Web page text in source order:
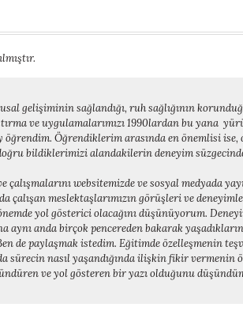
gelişiminin sağlandığı, ruh sağlığının
ve uygulamalarımızı 1990lardan bu yana
öğrendim. Öğrendiklerim arasında en önemlisi
bildiklerimizi alandakilerin deneyim
websitemizde ve sosyal medyada
çalışan meslektaşlarımızın görüşleri ve
yol gösterici olacağını düşünüyorum.
aynı anda birçok pencereden bakarak
de paylaşmak istedim. Eğitimde özelleşmenin
sürecin nasıl yaşandığında ilişkin fikir vermenin
ve yol gösteren bir yazı olduğunu